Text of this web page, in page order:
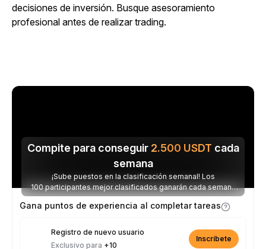
decisiones de inversión. Busque asesoramiento
profesional antes de realizar trading.
Compite para conseguir 2.500 USDT cada
semana
¡Sube puestos en la clasificación semanal! Los
100 participantes mejor clasificados ganarán cada semana
parte de los 2.500 USDT disponibles.
Gana puntos de experiencia al completar tareas
Registro de nuevo usuario
Exclusivo para +10
Inscríbete